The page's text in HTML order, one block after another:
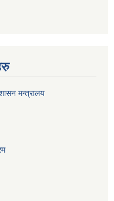
मन्त्रालय